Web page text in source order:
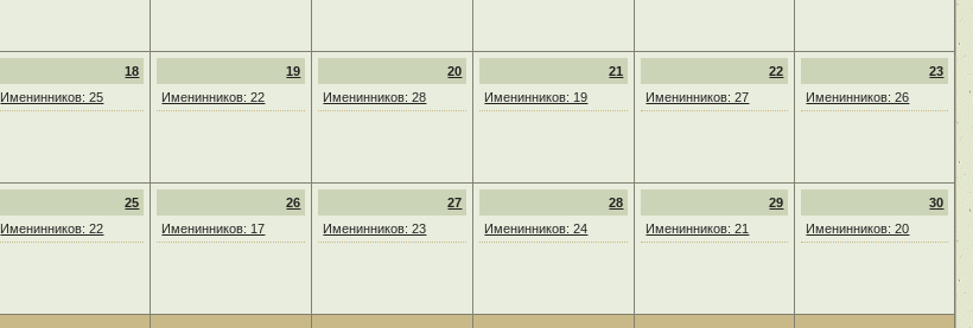
18
Именинников: 25
19
Именинников: 22
20
Именинников: 28
21
Именинников: 19
22
Именинников: 27
23
Именинников: 26
25
Именинников: 22
26
Именинников: 17
27
Именинников: 23
28
Именинников: 24
29
Именинников: 21
30
Именинников: 20